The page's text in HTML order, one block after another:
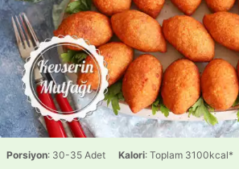
Porsiyon: 30-35 Adet Kalori: Toplam 3100kcal*